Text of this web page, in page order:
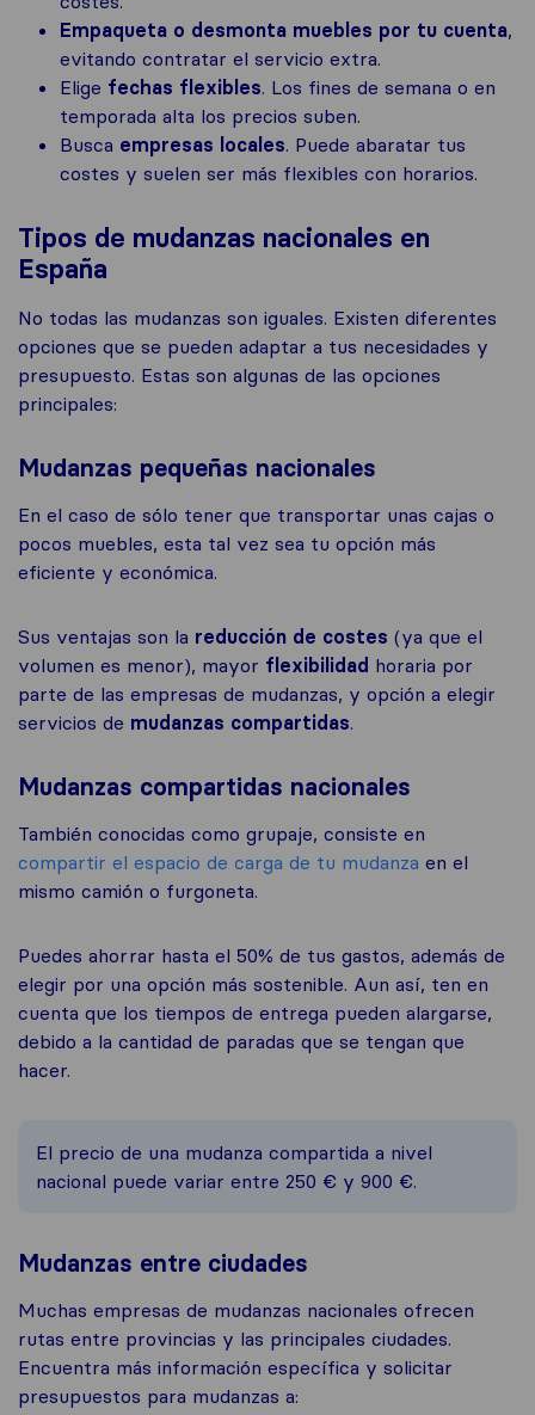
Empaqueta o desmonta muebles por tu cuenta,
evitando contratar el servicio extra.
Elige fechas flexibles. Los fines de semana o en
temporada alta los precios suben.
Busca empresas locales. Puede abaratar tus
costes y suelen ser más flexibles con horarios.
Tipos de mudanzas nacionales en
España
No todas las mudanzas son iguales. Existen diferentes
opciones que se pueden adaptar a tus necesidades y
presupuesto. Estas son algunas de las opciones
principales:
Mudanzas pequeñas nacionales
En el caso de sólo tener que transportar unas cajas o
pocos muebles, esta tal vez sea tu opción más
eficiente y económica.
Sus ventajas son la reducción de costes (ya que el
volumen es menor), mayor flexibilidad horaria por
parte de las empresas de mudanzas, y opción a elegir
servicios de mudanzas compartidas.
Mudanzas compartidas nacionales
También conocidas como grupaje, consiste en
compartir el espacio de carga de tu mudanza en el
mismo camión o furgoneta.
Puedes ahorrar hasta el 50% de tus gastos, además de
elegir por una opción más sostenible. Aun así, ten en
cuenta que los tiempos de entrega pueden alargarse,
debido a la cantidad de paradas que se tengan que
hacer.
El precio de una mudanza compartida a nivel
nacional puede variar entre 250 € y 900 €.
Mudanzas entre ciudades
Muchas empresas de mudanzas nacionales ofrecen
rutas entre provincias y las principales ciudades.
Encuentra más información específica y solicitar
presupuestos para mudanzas a: